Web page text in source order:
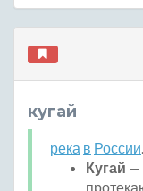
кугай
река в России.
Кугай —